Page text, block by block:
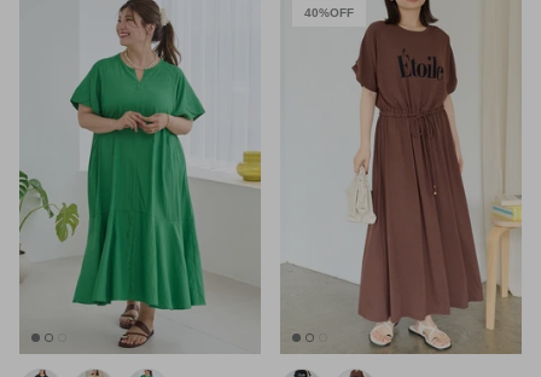
パンツ
セットアップ
アウター
アクセサリー
40%OFF